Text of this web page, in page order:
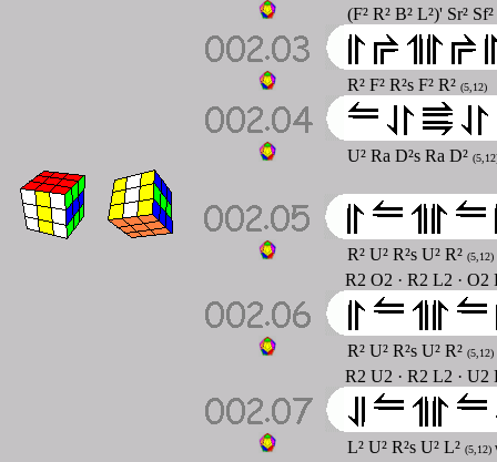
(F² R² B² L²)' Sr² Sf²
R² F² R²s F² R² (5,12)
U² Ra D²s Ra D²
R² U² R²s U² R² (5,12)
R2 O2 · R2 L2 ·
R² U² R²s U² R² (5,12)
R2 U2 · R2 L2 ·
L² U² R²s U² L² (5,12)